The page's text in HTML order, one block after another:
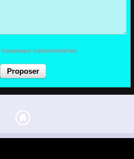
commentaires